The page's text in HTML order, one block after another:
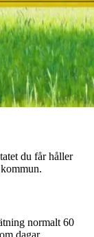
du får håller
normalt 60
dagar.